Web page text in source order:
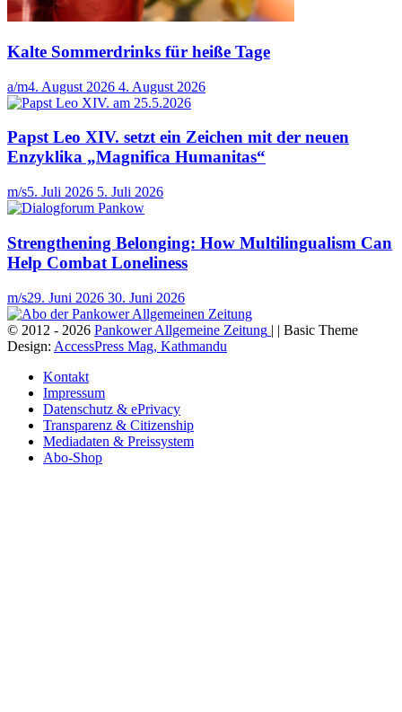
Kalte Sommerdrinks für heiße Tage
a/m4. August 2026 4. August 2026
Papst Leo XIV. setzt ein Zeichen mit der neuen
Enzyklika „Magnifica Humanitas“
m/s5. Juli 2026 5. Juli 2026
Strengthening Belonging: How Multilingualism Can
Help Combat Loneliness
m/s29. Juni 2026 30. Juni 2026
© 2012 - 2026 Pankower Allgemeine Zeitung | | Basic Theme
Design: AccessPress Mag, Kathmandu
Kontakt
Impressum
Datenschutz & ePrivacy
Transparenz & Citizenship
Mediadaten & Preissystem
Abo-Shop